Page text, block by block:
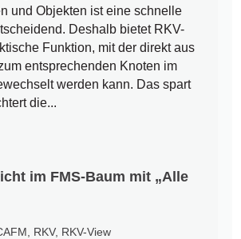
und Objekten ist eine schnelle
Deshalb bietet RKV-
Funktion, mit der direkt aus
entsprechenden Knoten im
werden kann. Das spart
die...
im FMS-Baum mit „Alle
RKV, RKV-View